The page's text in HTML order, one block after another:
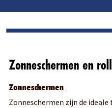
Zonneschermen en
Zonneschermen
Zonneschermen zijn de